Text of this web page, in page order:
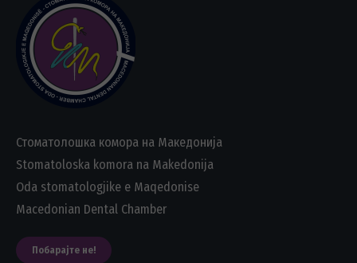
Стоматолошка комора на Македонија
Stomatoloska komora na Makedonija
Oda stomatologjike e Maqedonise
Macedonian Dental Chamber
Побарајте не!